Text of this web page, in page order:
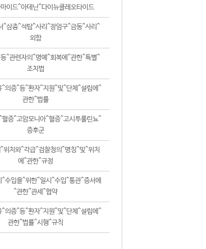
이드^아데닌^다이뉴클레오타이드
^삼층^석탑^사리^장엄구^금동^사리^
외함
^관련자의^명예^회복에^관한^특별^
조치법
^의증^등^환자^지원^및^단체^설립에^
관한^법률
혈증^고암모니아^혈증^고시투룰린뇨^
증후군
위치와^각급^검찰청의^명칭^및^위치
에^관한^규정
수입을^위한^일시^수입^통관^증서에
^관한^관세^협약
^의증^등^환자^지원^및^단체^설립에^
관한^법률^시행^규칙